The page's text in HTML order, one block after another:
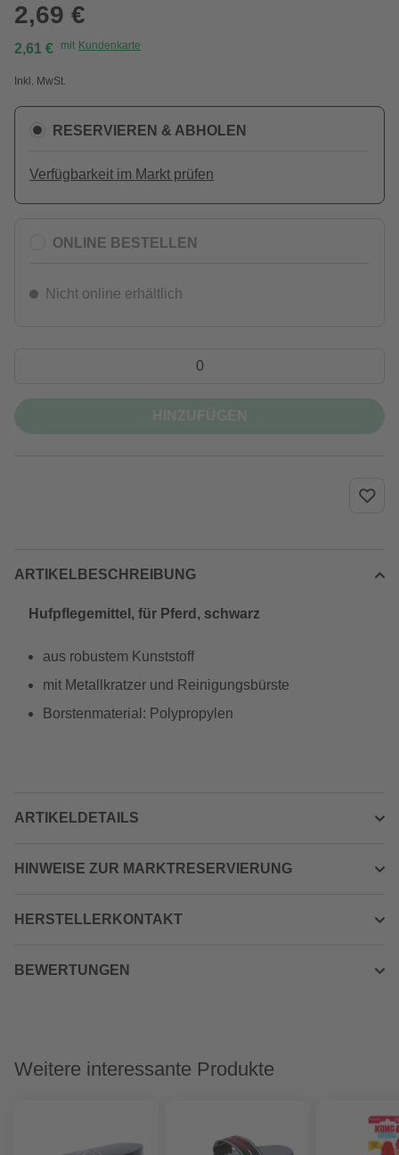
2,69 €
2,61 € mit Kundenkarte
Inkl. MwSt.
RESERVIEREN & ABHOLEN
Verfügbarkeit im Markt prüfen
ONLINE BESTELLEN
Nicht online erhältlich
ARTIKELBESCHREIBUNG
Hufpflegemittel, für Pferd, schwarz
aus robustem Kunststoff
mit Metallkratzer und Reinigungsbürste
Borstenmaterial: Polypropylen
ARTIKELDETAILS
HINWEISE ZUR MARKTRESERVIERUNG
HERSTELLERKONTAKT
BEWERTUNGEN
Weitere interessante Produkte